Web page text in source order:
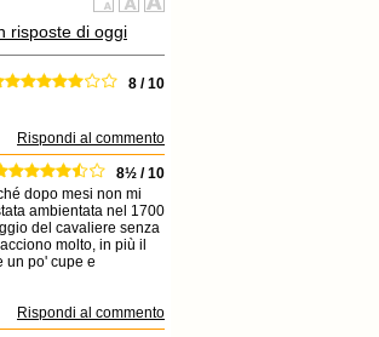
risposte di oggi
8 / 10
Rispondi al commento
8½ / 10
dopo mesi non mi
ambientata nel 1700
del cavaliere senza
molto, in più il
un po' cupe e
Rispondi al commento